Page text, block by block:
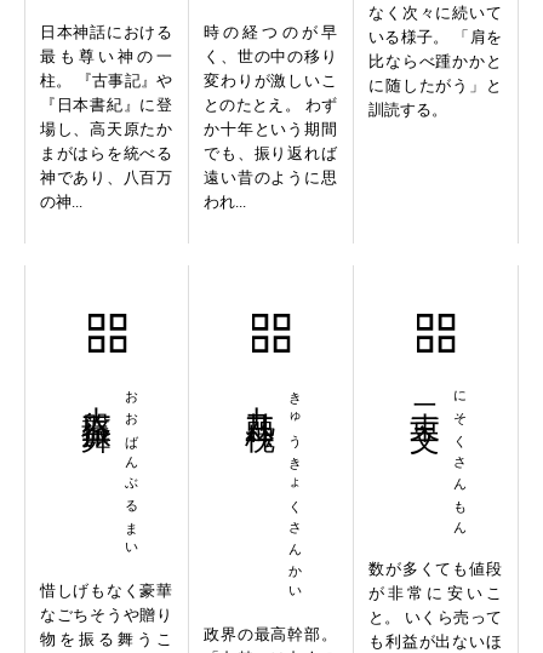
日本神話における
最も尊い神の一
柱。 『古事記』や
『日本書紀』に登
場し、高天原たか
まがはらを統べる
神であり、八百万
の神...
時の経つのが早
く、世の中の移り
変わりが激しいこ
とのたとえ。 わず
か十年という期間
でも、振り返れば
遠い昔のように思
われ...
なく次々に続いて
いる様子。 「肩を
比ならべ踵かかと
に随したがう」と
訓読する。
おおばんぶるまい
惜しげもなく豪華
なごちそうや贈り
物を振る舞うこ
きゅうきょくさんかい
政界の最高幹部。
にそくさんもん
数が多くても値段
が非常に安いこ
と。 いくら売って
も利益が出ないほ